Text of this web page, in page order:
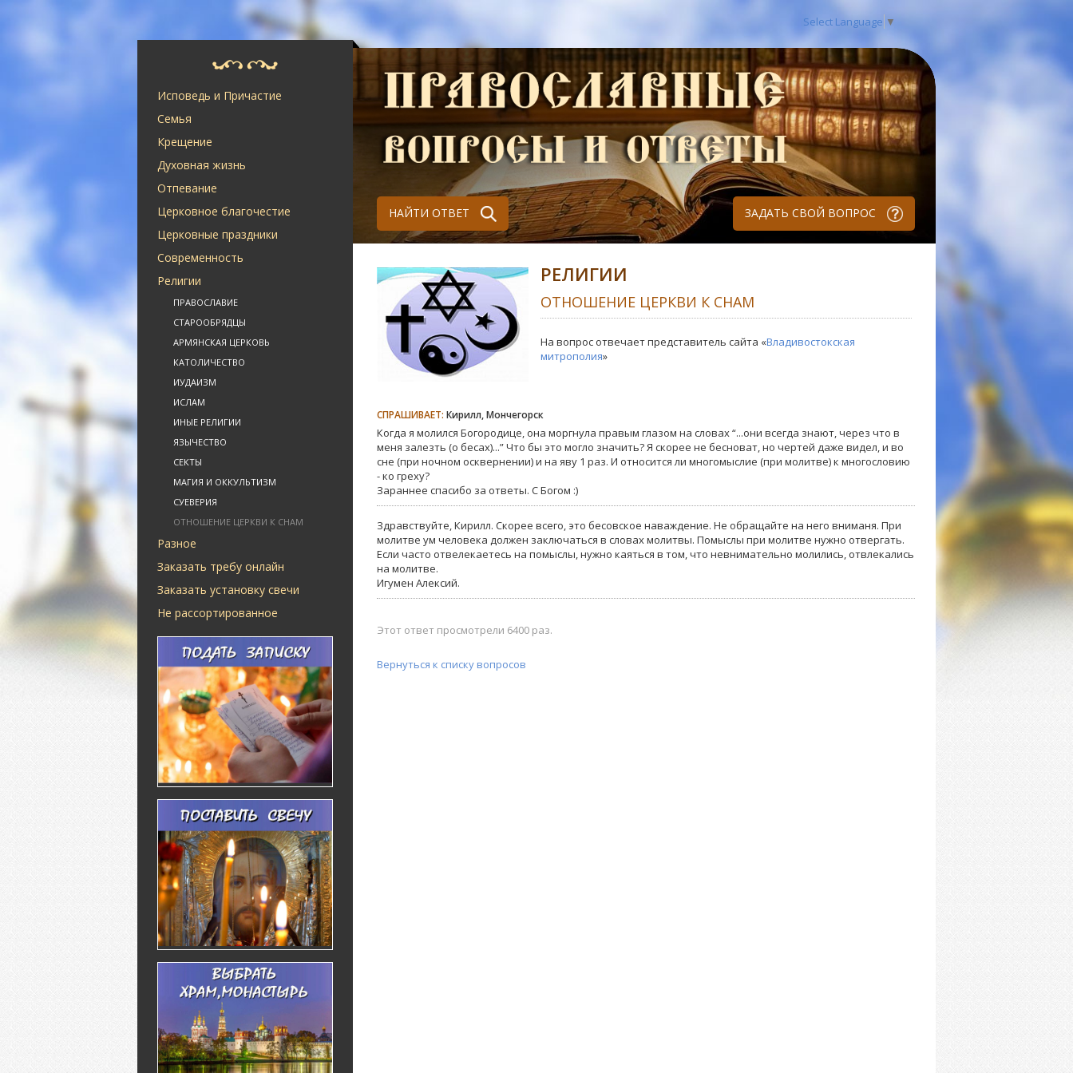
Select Language ▼
Исповедь и Причастие
Семья
Крещение
Духовная жизнь
Отпевание
Церковное благочестие
Церковные праздники
Современность
Религии
ПРАВОСЛАВИЕ
СТАРООБРЯДЦЫ
АРМЯНСКАЯ ЦЕРКОВЬ
КАТОЛИЧЕСТВО
ИУДАИЗМ
ИСЛАМ
ИНЫЕ РЕЛИГИИ
ЯЗЫЧЕСТВО
СЕКТЫ
МАГИЯ И ОККУЛЬТИЗМ
СУЕВЕРИЯ
ОТНОШЕНИЕ ЦЕРКВИ К СНАМ
Разное
Заказать требу онлайн
Заказать установку свечи
Не рассортированное
НАЙТИ ОТВЕТ ЗАДАТЬ СВОЙ ВОПРОС
РЕЛИГИИ
ОТНОШЕНИЕ ЦЕРКВИ К СНАМ
На вопрос отвечает представитель сайта «Владивостокская
митрополия»
СПРАШИВАЕТ: Кирилл, Мончегорск
Когда я молился Богородице, она моргнула правым глазом на словах “...они всегда знают, через что в
меня залезть (о бесах)...” Что бы это могло значить? Я скорее не бесноват, но чертей даже видел, и во
сне (при ночном осквернении) и на яву 1 раз. И относится ли многомыслие (при молитве) к многословию
- ко греху?
Зараннее спасибо за ответы. С Богом :)
Здравствуйте, Кирилл. Скорее всего, это бесовское наваждение. Не обращайте на него вниманя. При
молитве ум человека должен заключаться в словах молитвы. Помыслы при молитве нужно отвергать.
Если часто отвелекаетесь на помыслы, нужно каяться в том, что невнимательно молились, отвлекались
на молитве.
Игумен Алексий.
Этот ответ просмотрели 6400 раз.
Вернуться к списку вопросов